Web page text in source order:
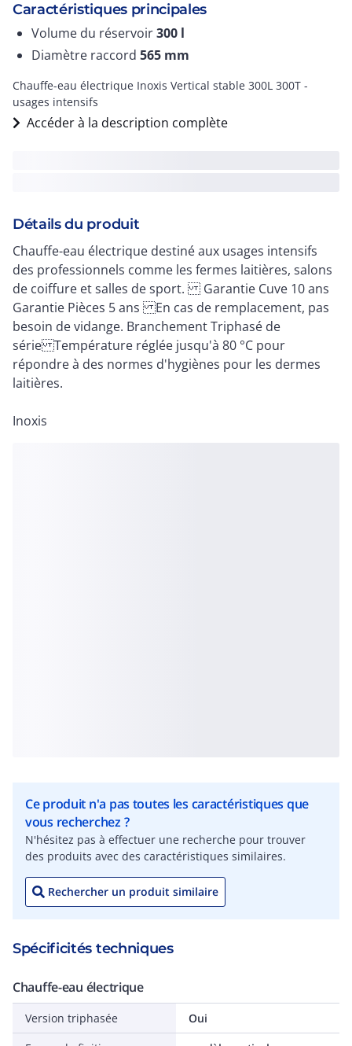
Caractéristiques principales
Volume du réservoir300 l
Diamètre raccord 565 mm
Chauffe-eau électrique Inoxis Vertical stable 300L 300T -
usages intensifs
Accéder à la description complète
Détails du produit
Chauffe-eau électrique destiné aux usages intensifs
des professionnels comme les fermes laitières, salons
de coiffure et salles de sport. Garantie Cuve 10 ans
Garantie Pièces 5 ans En cas de remplacement, pas
besoin de vidange. Branchement Triphasé de
série Température réglée jusqu'à 80 °C pour
répondre à des normes d'hygiènes pour les dermes
laitières.
Inoxis
Ce produit n'a pas toutes les caractéristiques que
vous recherchez ?
N'hésitez pas à effectuer une recherche pour trouver
des produits avec des caractéristiques similaires.
Rechercher un produit similaire
Spécificités techniques
Chauffe-eau électrique
Version triphasée
Oui